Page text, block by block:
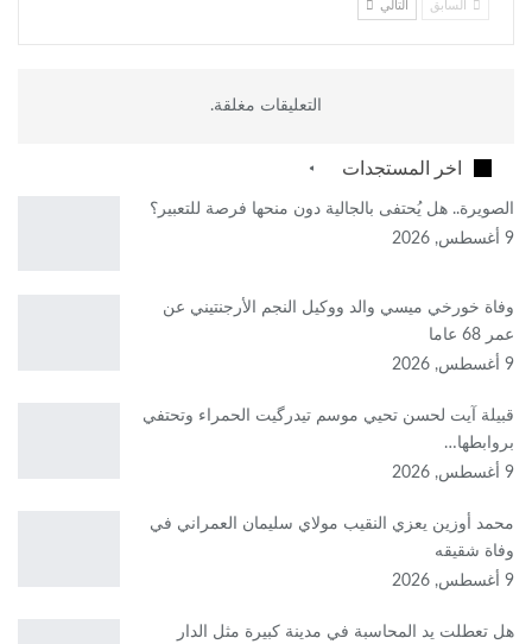
السابق التالي
التعليقات مغلقة.
اخر المستجدات
الصويرة.. هل يُحتفى بالجالية دون منحها فرصة للتعبير؟
9 أغسطس, 2026
وفاة خورخي ميسي والد ووكيل النجم الأرجنتيني عن
عمر 68 عاما
9 أغسطس, 2026
قبيلة آيت لحسن تحيي موسم تيدرگيت الحمراء وتحتفي
بروابطها…
9 أغسطس, 2026
محمد أوزين يعزي النقيب مولاي سليمان العمراني في
وفاة شقيقه
9 أغسطس, 2026
هل تعطلت يد المحاسبة في مدينة كبيرة مثل الدار